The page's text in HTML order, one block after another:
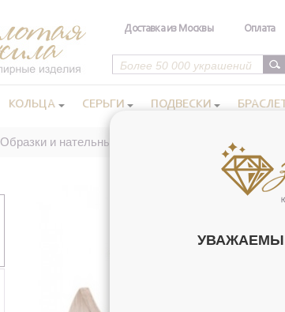
Доставка из Москвы Оплата
КОЛЬЦА СЕРЬГИ ПОДВЕСКИ
Образки и нательные иконы серебряные >